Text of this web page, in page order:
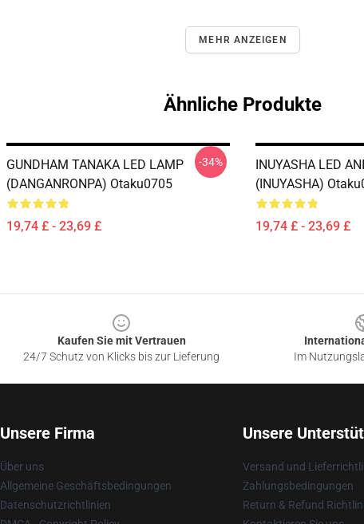
MEHR ANZEIGEN
Ähnliche Produkte
GUNDHAM TANAKA LED LAMP
(DANGANRONPA) Otaku0705
19,74 £ - 23,69 £
-34%
INUYASHA LED
(INUYASHA)
19,74 £ - 23,69 £
Kaufen Sie mit Vertrauen
24/7 Schutz von Klicks bis zur Lieferung
Im
Unsere Firma
Über uns
Allgemeine Geschäftsbedingungen
Datenschutzrichtlinien
Unsere
Versand und
Zahlungsbedingungen
Return & Refund